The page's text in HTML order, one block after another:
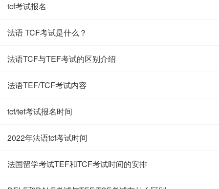
tcf考试报名
法语 TCF考试是什么？
法语TCF与TEF考试的区别介绍
法语TEF/TCF考试内容
tcf/tef考试报名时间
2022年法语tcf考试时间
法国留学考试TEF和TCF考试时间的安排